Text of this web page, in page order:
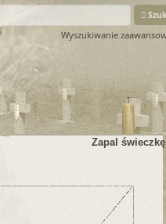
Wyszukiwanie
Zapal świeczkę